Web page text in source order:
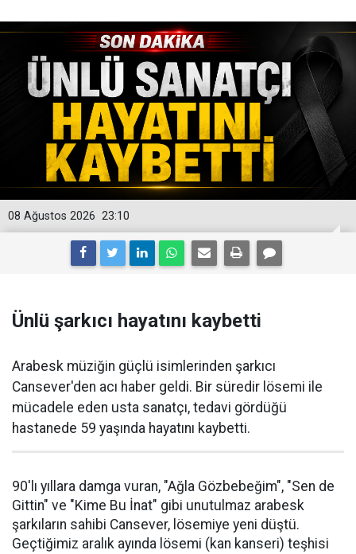
23:10
08 Ağustos 2026
Ünlü şarkıcı hayatını kaybetti
Arabesk müziğin güçlü isimlerinden şarkıcı
Cansever'den acı haber geldi. Bir süredir lösemi ile
mücadele eden usta sanatçı, tedavi gördüğü
hastanede 59 yaşında hayatını kaybetti.
90'lı yıllara damga vuran, "Ağla Gözbebeğim", "Sen de
Gittin" ve "Kime Bu İnat" gibi unutulmaz arabesk
şarkıların sahibi Cansever, lösemiye yeni düştü.
Geçtiğimiz aralık ayında lösemi (kan kanseri) teşhisi